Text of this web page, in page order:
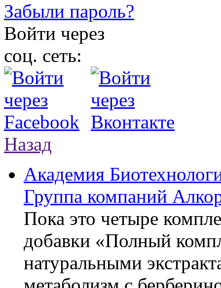
Забыли пароль?
Войти через
соц. сеть:
Назад
Академия
Группа компаний
Пока это четыре
добавки «Полный
натуральными